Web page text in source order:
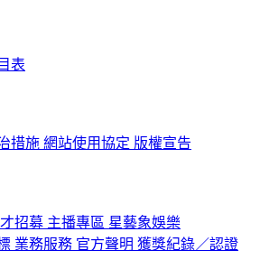
表
措施 網站使用協定 版權宣告
招募 主播專區 星藝象娛樂
業務服務 官方聲明 獲獎紀錄／認證